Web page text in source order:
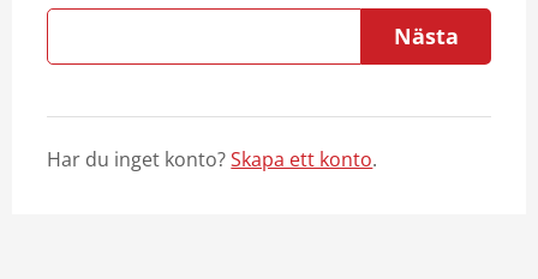
Nästa
Har du inget konto?Skapa ett konto.